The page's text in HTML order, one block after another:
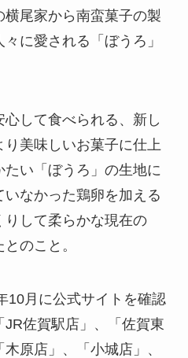
尾家から南蛮菓子の製
に愛される「ぼうろ」
して食べられる、新し
美味しいお菓子に仕上
い「ぼうろ」の生地に
なかった鶏卵を加える
りして柔らかな現在の
のこと。
10月に公式サイトを確認
JR佐賀駅店」、「佐賀東
原店」、「小城店」、